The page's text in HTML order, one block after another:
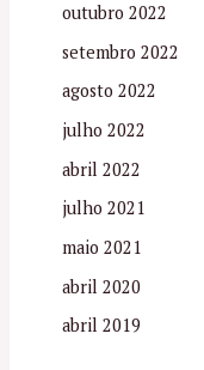
outubro 2022
setembro 2022
agosto 2022
julho 2022
abril 2022
julho 2021
maio 2021
abril 2020
abril 2019